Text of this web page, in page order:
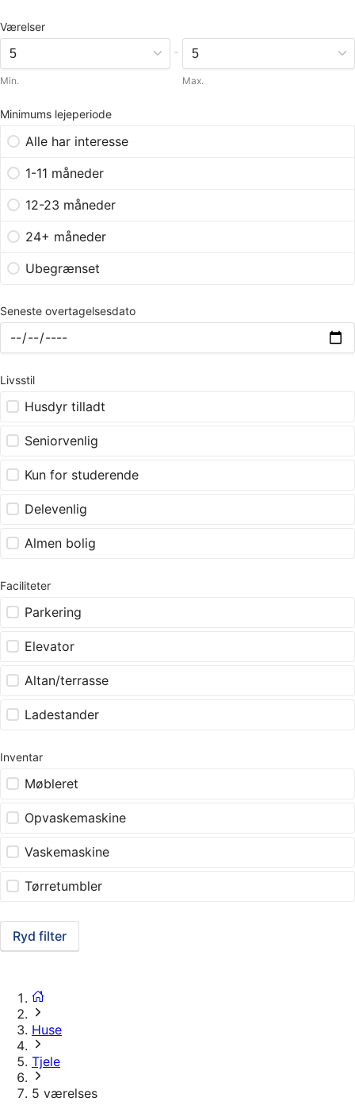
Værelser
Min.
-
Max.
Minimums lejeperiode
Alle har interesse
1-11 måneder
12-23 måneder
24+ måneder
Ubegrænset
Seneste overtagelsesdato
Livsstil
Husdyr tilladt
Seniorvenlig
Kun for studerende
Delevenlig
Almen bolig
Faciliteter
Parkering
Elevator
Altan/terrasse
Ladestander
Inventar
Møbleret
Opvaskemaskine
Vaskemaskine
Tørretumbler
Ryd filter
Huse
Tjele
5 værelses